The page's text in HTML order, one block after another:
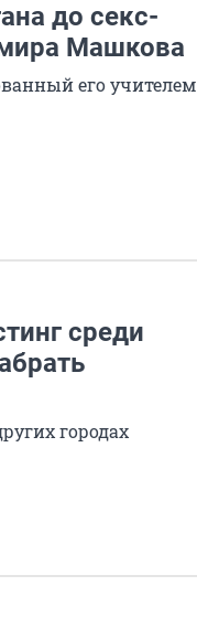
до секс-
Машкова
его учителем
среди
городах